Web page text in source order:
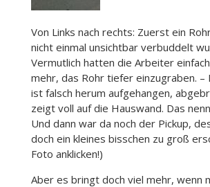
Von Links nach rechts: Zuerst ein
nicht einmal unsichtbar verbuddelt
Vermutlich hatten die Arbeiter
mehr, das Rohr tiefer einzugraben. –
ist falsch herum aufgehangen,
zeigt voll auf die Hauswand. Das
Und dann war da noch der Pickup,
doch ein kleines bisschen zu groß
Foto anklicken!)
Aber es bringt doch viel mehr, wenn